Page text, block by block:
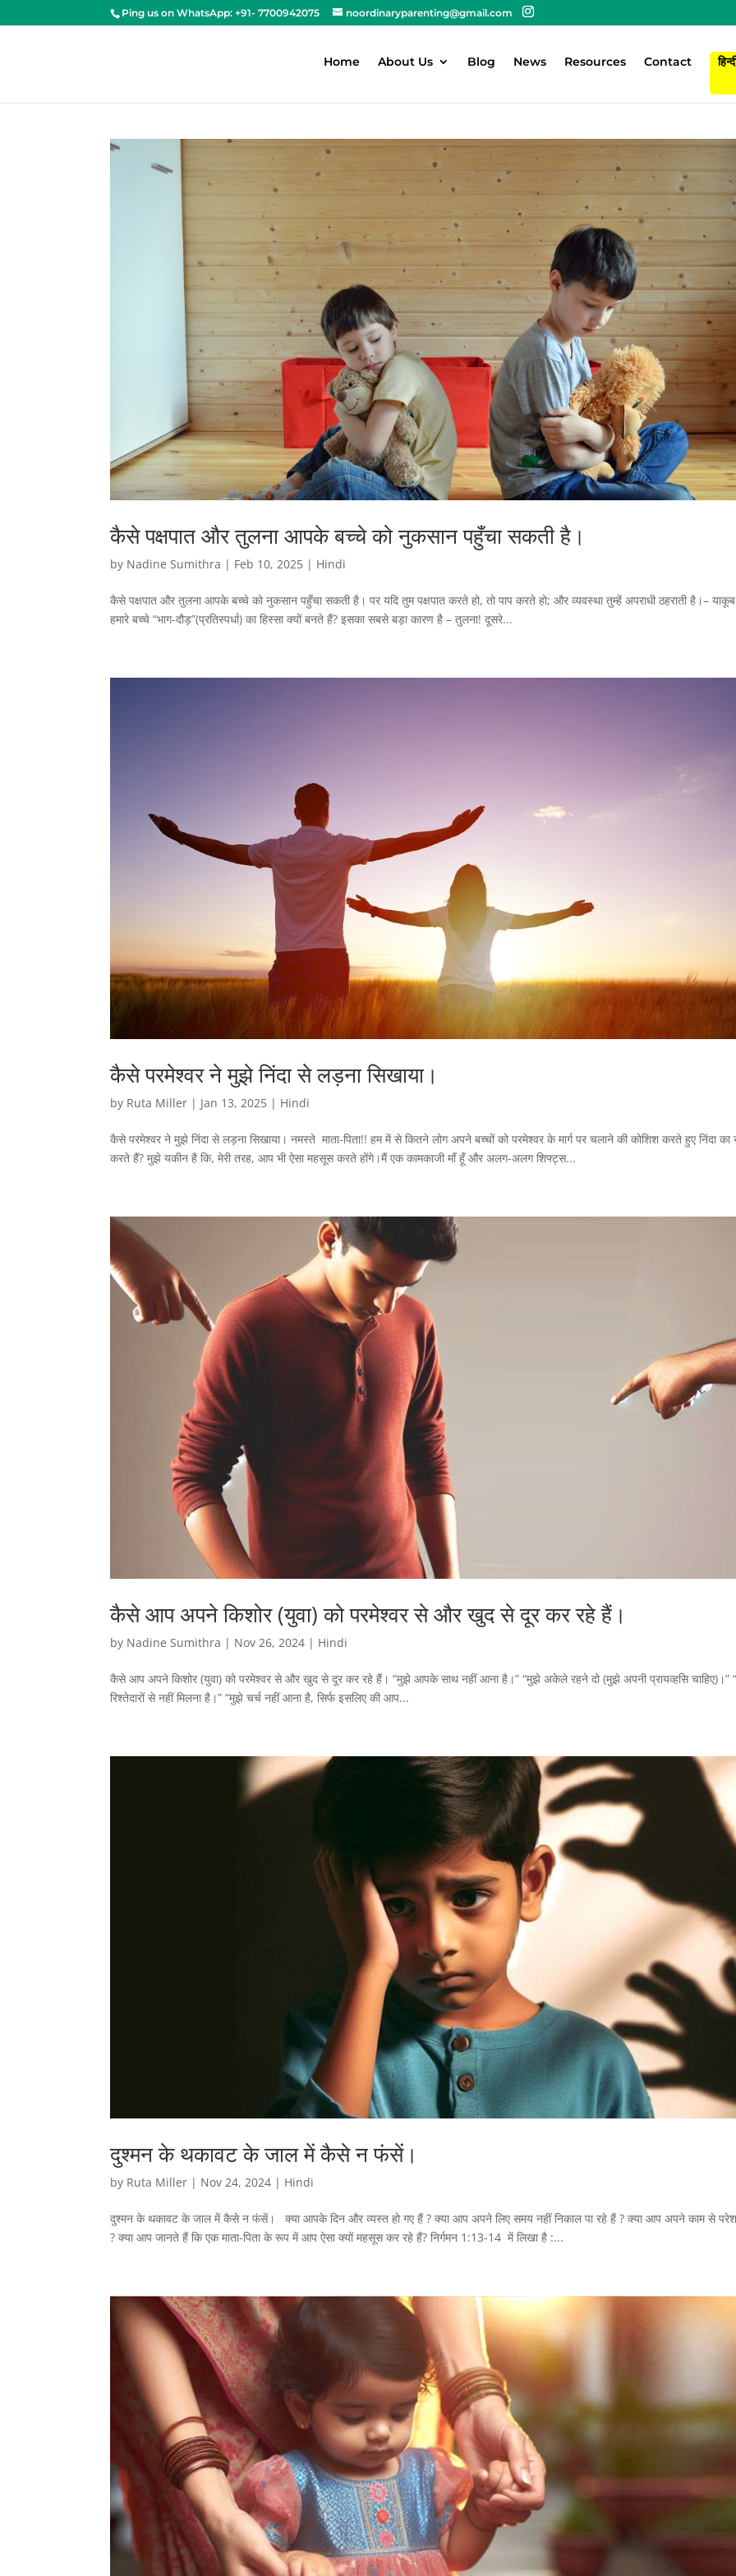
Ping us on WhatsApp: +91- 7700942075 noordinaryparenting@gmail.com
Home About Us Blog News Resources Contact
कैसे पक्षपात और तुलना आपके बच्चे को नुकसान पहुँचा सकती है।
by Nadine Sumithra | Feb 10, 2025 | Hindi
कैसे पक्षपात और तुलना आपके बच्चे को नुकसान पहुँचा सकती है। पर यदि तुम पक्षपात करते हो, तो पाप करते हो; और व्यवस्था तुम्हें अपराधी ठहराती है।–
हमारे बच्चे “भाग-दौड़”(प्रतिस्पर्धा) का हिस्सा क्यों बनते हैं? इसका सबसे बड़ा कारण है – तुलना! दूसरे...
कैसे परमेश्वर ने मुझे निंदा से लड़ना सिखाया।
by Ruta Miller | Jan 13, 2025 | Hindi
कैसे परमेश्वर ने मुझे निंदा से लड़ना सिखाया। नमस्ते माता-पिता!! हम में से कितने लोग अपने बच्चों को परमेश्वर के मार्ग पर चलाने की कोशिश करते हुए निंदा का
करते हैं? मुझे यकीन है कि, मेरी तरह, आप भी ऐसा महसूस करते होंगे।मैं एक कामकाजी माँ हूँ और अलग-अलग शिफ्ट्स...
कैसे आप अपने किशोर (युवा) को परमेश्वर से और खुद से दूर कर रहे हैं।
by Nadine Sumithra | Nov 26, 2024 | Hindi
कैसे आप अपने किशोर (युवा) को परमेश्वर से और खुद से दूर कर रहे हैं। “मुझे आपके साथ नहीं आना है।” “मुझे अकेले रहने दो (मुझे अपनी प्रायव्हसि चाहिए)।”
रिश्तेदारों से नहीं मिलना है।” “मुझे चर्च नहीं आना है, सिर्फ इसलिए की आप...
दुश्मन के थकावट के जाल में कैसे न फंसें।
by Ruta Miller | Nov 24, 2024 | Hindi
दुश्मन के थकावट के जाल में कैसे न फंसें। क्या आपके दिन और व्यस्त हो गए हैं ? क्या आप अपने लिए समय नहीं निकाल पा रहे हैं ? क्या आप अपने काम से
? क्या आप जानते हैं कि एक माता-पिता के रूप में आप ऐसा क्यों महसूस कर रहे हैं? निर्गमन 1:13-14 में लिखा है :...